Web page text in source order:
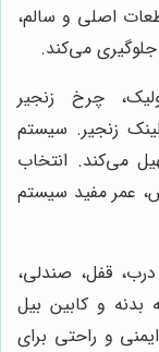
اصلی و سالم،
می‌کند.
چرخ زنجیر
زنجیر. سیستم
می‌کند. انتخاب
عمر مفید سیستم
قفل، صندلی،
بدنه و کابین بیل
و راحتی برای